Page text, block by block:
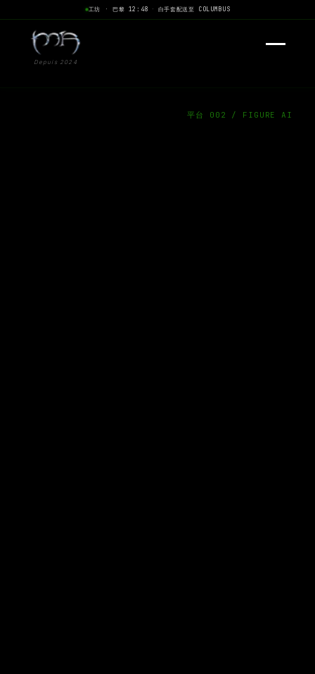
工坊 · 巴黎 12:48 · 白手套配送至 COLUMBUS
Depuis 2024
平台 002 / FIGURE AI